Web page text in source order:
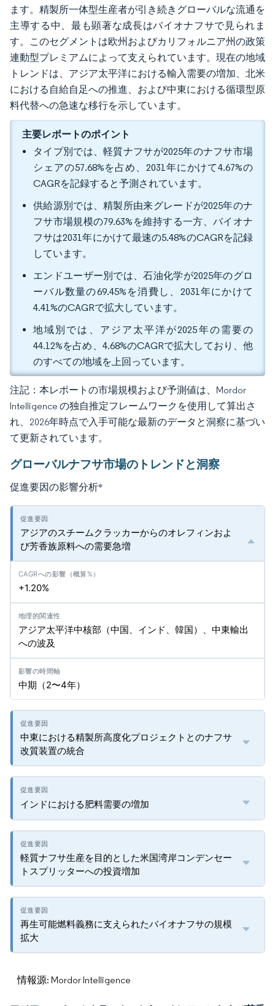
ます。精製所一体型生産者が引き続きグローバルな流通を
主導する中、最も顕著な成長はバイオナフサで見られま
す。このセグメントは欧州およびカリフォルニア州の政策
連動型プレミアムによって支えられています。現在の地域
トレンドは、アジア太平洋における輸入需要の増加、北米
における自給自足への推進、および中東における循環型原
料代替への急速な移行を示しています。
主要レポートのポイント
タイプ別では、軽質ナフサが2025年のナフサ市場
シェアの57.68%を占め、2031年にかけて4.67%の
CAGRを記録すると予測されています。
供給源別では、精製所由来グレードが2025年のナ
フサ市場規模の79.63%を維持する一方、バイオナ
フサは2031年にかけて最速の5.48%のCAGRを記録
しています。
エンドユーザー別では、石油化学が2025年のグロ
ーバル数量の69.45%を消費し、2031年にかけて
4.41%のCAGRで拡大しています。
地域別では、アジア太平洋が2025年の需要の
44.12%を占め、4.68%のCAGRで拡大しており、他
のすべての地域を上回っています。
注記：本レポートの市場規模および予測値は、Mordor
Intelligence の独自推定フレームワークを使用して算出さ
れ、2026年時点で入手可能な最新のデータと洞察に基づい
て更新されています。
グローバルナフサ市場のトレンドと洞察
促進要因の影響分析*
アジアのスチームクラッカーからのオレフィンおよ
び芳香族原料への需要急増
+1.20%
アジア太平洋中核部（中国、インド、韓国）、中東輸出
への波及
中期（2〜4年）
中東における精製所高度化プロジェクトとのナフサ
改質装置の統合
インドにおける肥料需要の増加
軽質ナフサ生産を目的とした米国湾岸コンデンセー
トスプリッターへの投資増加
再生可能燃料義務に支えられたバイオナフサの規模
拡大
情報源: Mordor Intelligence